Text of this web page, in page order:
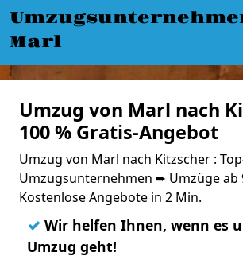
Marl
Umzug von Marl nach
100 % Gratis-Angebot
Umzug von Marl nach Kitzscher :
Umzugsunternehmen ➨ Umzüge ab
Kostenlose Angebote in 2 Min.
✓ Wir helfen Ihnen, wenn es
Umzug geht!